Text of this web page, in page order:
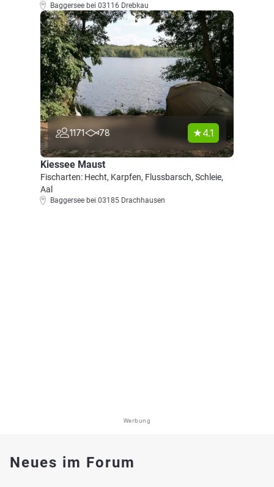
Baggersee bei 03116 Drebkau
1171 78 4.1
Kiessee Maust
Fischarten: Hecht, Karpfen, Flussbarsch, Schleie,
Aal
Baggersee bei 03185 Drachhausen
Werbung
Neues im Forum